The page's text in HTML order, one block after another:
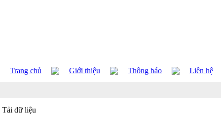
Trang chủ Giới thiệu Thông báo Liên hệ
Tải dữ liệu